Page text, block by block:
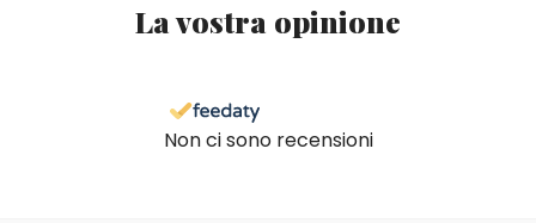
La vostra opinione
Non ci sono recensioni